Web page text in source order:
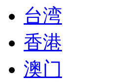
台湾
香港
澳门